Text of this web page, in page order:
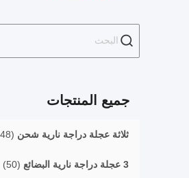
جميع المنتجات
ثلاثة عجلة دراجة نارية شحن (48)
3 عجلة دراجة نارية البضائع (50)